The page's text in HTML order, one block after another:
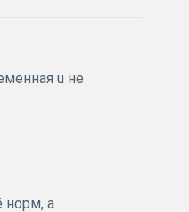
u не
норм, а